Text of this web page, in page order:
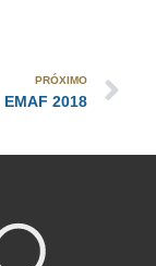
PRÓXIMO
EMAF 2018